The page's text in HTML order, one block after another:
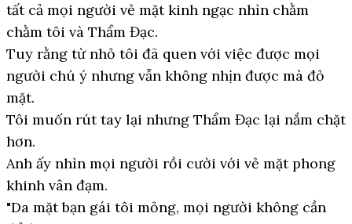
tất cả mọi người vẻ mặt kinh ngạc nhìn chằm
chằm tôi và Thẩm Đạc.
Tuy rằng từ nhỏ tôi đã quen với việc được mọi
người chú ý nhưng vẫn không nhịn được mà đỏ
mặt.
Tôi muốn rút tay lại nhưng Thẩm Đạc lại nắm chặt
hơn.
Anh ấy nhìn mọi người rồi cười với vẻ mặt phong
khinh vân đạm.
"Da mặt bạn gái tôi mỏng, mọi người không cần